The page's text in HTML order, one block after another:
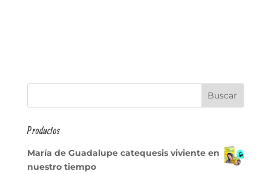
Productos
María de Guadalupe catequesis viviente en
nuestro tiempo